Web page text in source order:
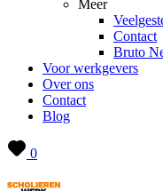
Meer
Contact
Bruto
Voor werkgevers
Over ons
Contact
Blog
0